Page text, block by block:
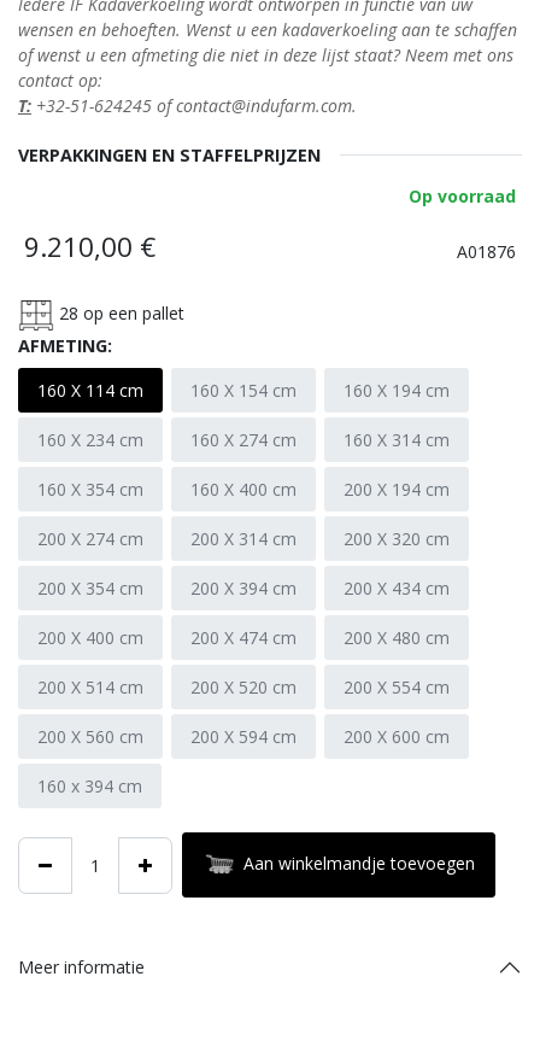
wensen en behoeften. Wenst u een kadaverkoeling aan te schaffen
of wenst u een afmeting die niet in deze lijst staat? Neem met ons
contact op:
T: +32-51-624245 ofcontact@indufarm.com.
VERPAKKINGEN EN STAFFELPRIJZEN
Op voorraad
9.210,00 € A01876
28 op een pallet
AFMETING:
160 X 114 cm
160 X 154 cm 160 X 194 cm
160 X 234 cm 160 X 274 cm 160 X 314 cm
160 X 354 cm 160 X 400 cm 200 X 194 cm
200 X 274 cm 200 X 314 cm 200 X 320 cm
200 X 354 cm 200 X 394 cm 200 X 434 cm
200 X 400 cm 200 X 474 cm 200 X 480 cm
200 X 514 cm 200 X 520 cm 200 X 554 cm
200 X 560 cm 200 X 594 cm 200 X 600 cm
160 x 394 cm
Aan winkelmandje toevoegen
Meer informatie